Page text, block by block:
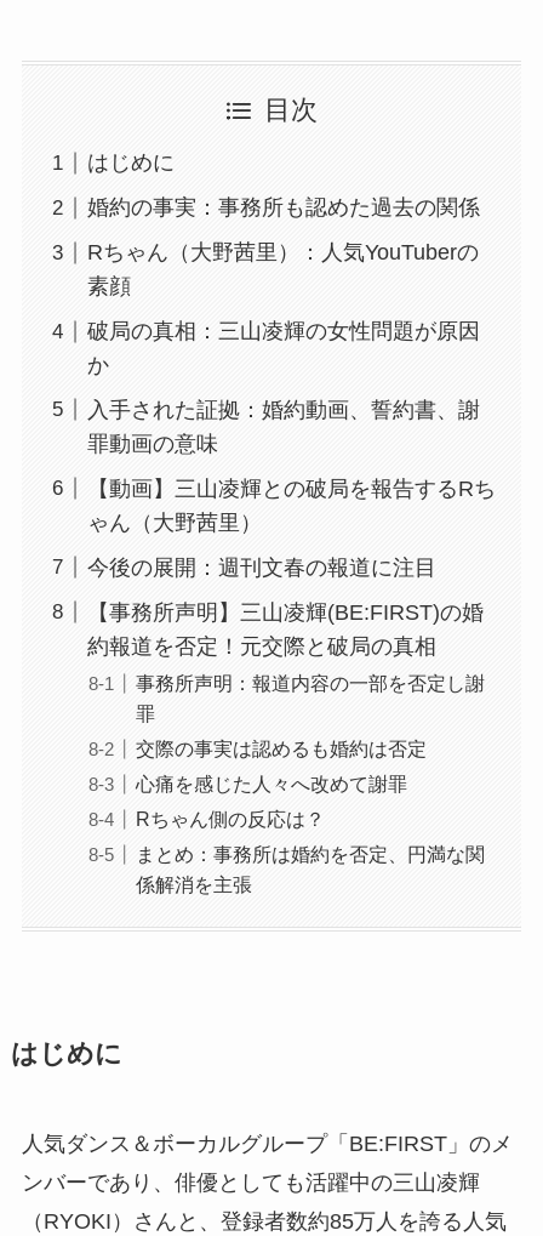
目次
はじめに
婚約の事実：事務所も認めた過去の関係
Rちゃん（大野茜里）：人気YouTuberの
素顔
破局の真相：三山凌輝の女性問題が原因
か
入手された証拠：婚約動画、誓約書、謝
罪動画の意味
【動画】三山凌輝との破局を報告するRち
ゃん（大野茜里）
今後の展開：週刊文春の報道に注目
【事務所声明】三山凌輝(BE:FIRST)の婚
約報道を否定！元交際と破局の真相
事務所声明：報道内容の一部を否定し謝
罪
交際の事実は認めるも婚約は否定
心痛を感じた人々へ改めて謝罪
Rちゃん側の反応は？
まとめ：事務所は婚約を否定、円満な関
係解消を主張
はじめに
人気ダンス＆ボーカルグループ「BE:FIRST」のメ
ンバーであり、俳優としても活躍中の三山凌輝
（RYOKI）さんと、登録者数約85万人を誇る人気